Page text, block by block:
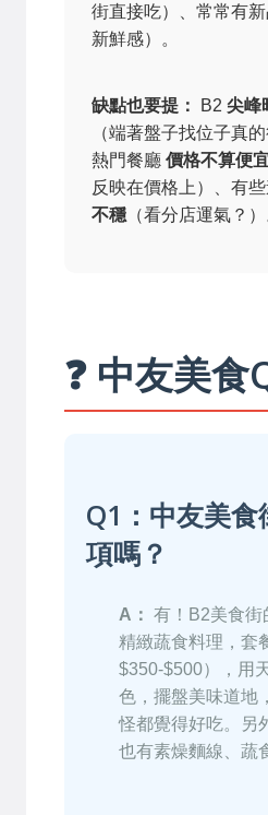
街直接吃）、常常有
新鮮感）。
缺點也要提： B2 尖峰
（端著盤子找位子真
熱門餐廳 價格不算便
反映在價格上）、有
不穩 （看分店運氣？）
❓ 中友美食
Q1：中友美
項嗎？
A： 有！B2美食街
精緻蔬食料理，套
$350-$500），用
色，擺盤美味道地
怪都覺得好吃。另
也有素燥麵線、蔬